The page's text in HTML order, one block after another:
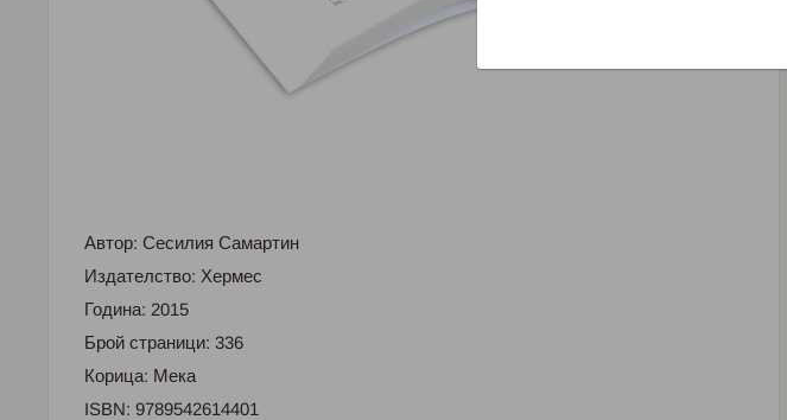
Автор: Сесилия Самартин
Издателство: Хермес
Година: 2015
Брой страници: 336
Корица: Мека
ISBN: 9789542614401